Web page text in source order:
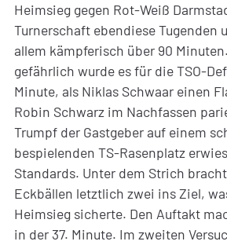
Heimsieg gegen Rot-Weiß
Turnerschaft ebendiese Tugenden
allem kämpferisch über 90
gefährlich wurde es für die TSO-
Minute, als Niklas Schwaar einen
Robin Schwarz im Nachfassen
Trumpf der Gastgeber auf einem
bespielenden TS-Rasenplatz
Standards. Unter dem Strich
Eckbällen letztlich zwei ins Ziel,
Heimsieg sicherte. Den Auftakt
in der 37. Minute. Im zweiten